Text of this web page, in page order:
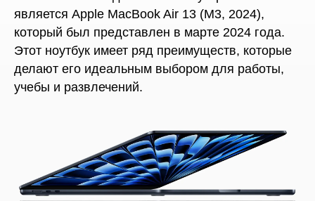
является Apple MacBook Air 13 (M3, 2024),
который был представлен в марте 2024 года.
Этот ноутбук имеет ряд преимуществ, которые
делают его идеальным выбором для работы,
учебы и развлечений.